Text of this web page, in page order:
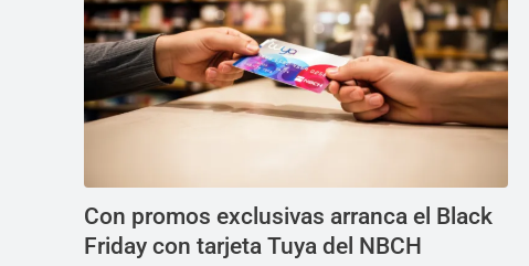
Con promos exclusivas arranca el Black
Friday con tarjeta Tuya del NBCH